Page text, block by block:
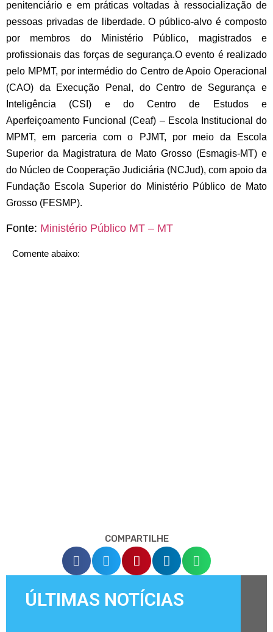
penitenciário e em práticas voltadas à ressocialização de
pessoas privadas de liberdade. O público-alvo é composto
por membros do Ministério Público, magistrados e
profissionais das forças de segurança.O evento é realizado
pelo MPMT, por intermédio do Centro de Apoio Operacional
(CAO) da Execução Penal, do Centro de Segurança e
Inteligência (CSI) e do Centro de Estudos e
Aperfeiçoamento Funcional (Ceaf) – Escola Institucional do
MPMT, em parceria com o PJMT, por meio da Escola
Superior da Magistratura de Mato Grosso (Esmagis-MT) e
do Núcleo de Cooperação Judiciária (NCJud), com apoio da
Fundação Escola Superior do Ministério Público de Mato
Grosso (FESMP).
Fonte: Ministério Público MT – MT
Comente abaixo:
COMPARTILHE
ÚLTIMAS NOTÍCIAS